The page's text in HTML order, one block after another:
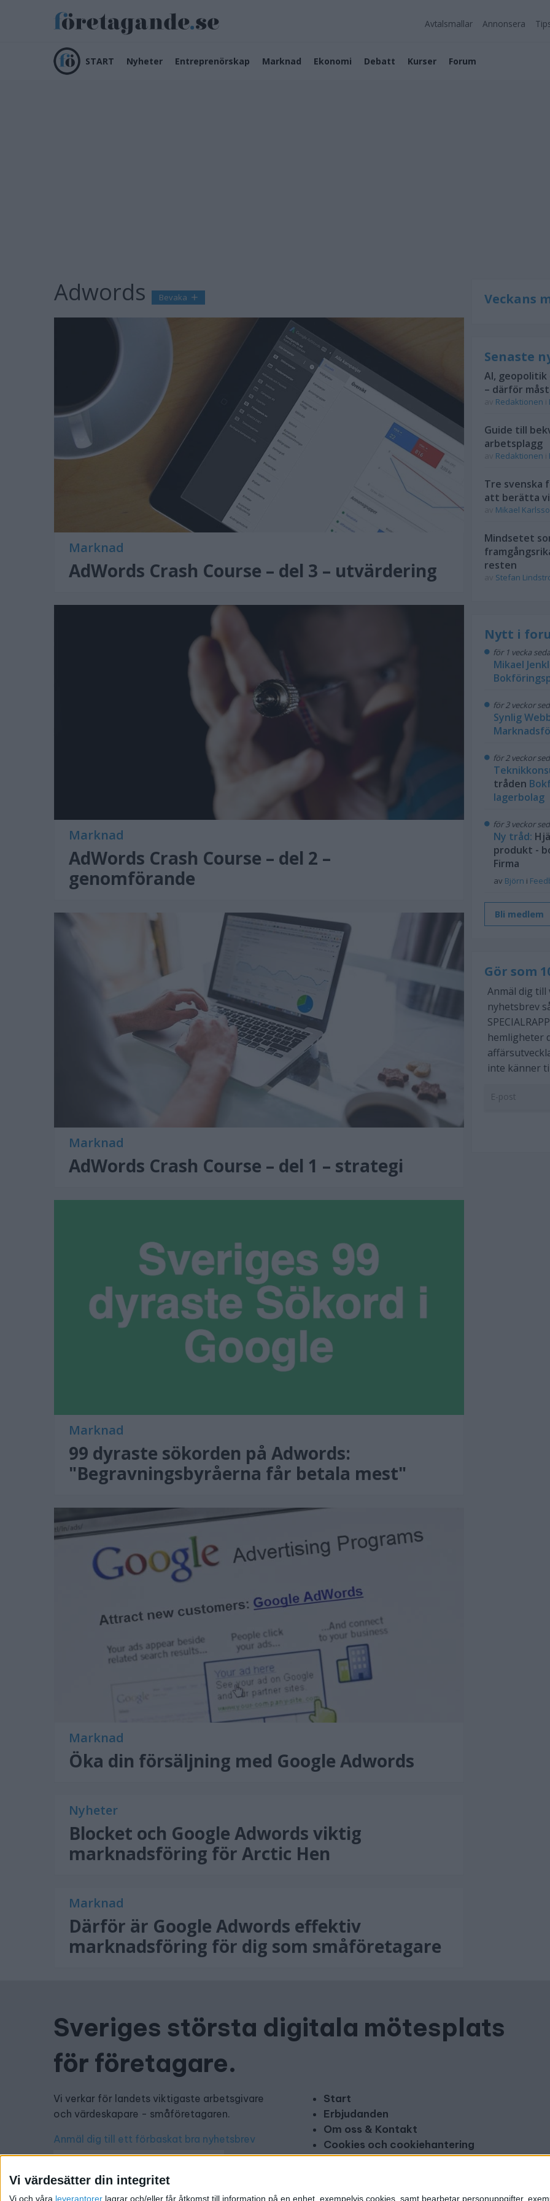
Vi värdesätter din integritet
Vi och våra leverantorer lagrar och/eller får åtkomst till information på en enhet, exempelvis cookies, samt bearbetar personuppgifter,
Avtalsmallar Annonsera
START Nyheter Entreprenörskap Marknad Ekonomi Debatt Kurser Forum
Adwords Bevaka
Marknad
AdWords Crash Course – del 3 – utvärdering
Marknad
AdWords Crash Course – del 2 –
genomförande
Marknad
AdWords Crash Course – del 1 – strategi
Marknad
99 dyraste sökorden på Adwords:
"Begravningsbyråerna får betala mest"
Marknad
Öka din försäljning med Google Adwords
Nyheter
Blocket och Google Adwords viktig
marknadsföring för Arctic Hen
Marknad
Därför är Google Adwords effektiv
marknadsföring för dig som småföretagare
Veckans
Senaste
AI,
– därför
Redaktionen
Guide till
arbetsplagg
Redaktionen
Tre svenska
att berätta
Mikael
Mindsetet
resten
Stefan
Nytt i
för 1 vecka
Mikael
för 2 veckor
Synlig
för 2 veckor
tråden
lagerbolag
för 3 veckor
Ny tråd:
produkt -
Firma
av Björn i
Bli medlem
Gör som
Anmäl dig
nyhetsbrev
hemligheter
inte känner
Sveriges största digitala mötesplats
för företagare.
Vi verkar för landets viktigaste arbetsgivare
och värdeskapare - småföretagaren.
Anmäl dig till ett förbaskat bra nyhetsbrev
Start
Erbjudanden
Om oss & Kontakt
Cookies och cookiehantering
Copyright och disclaimer